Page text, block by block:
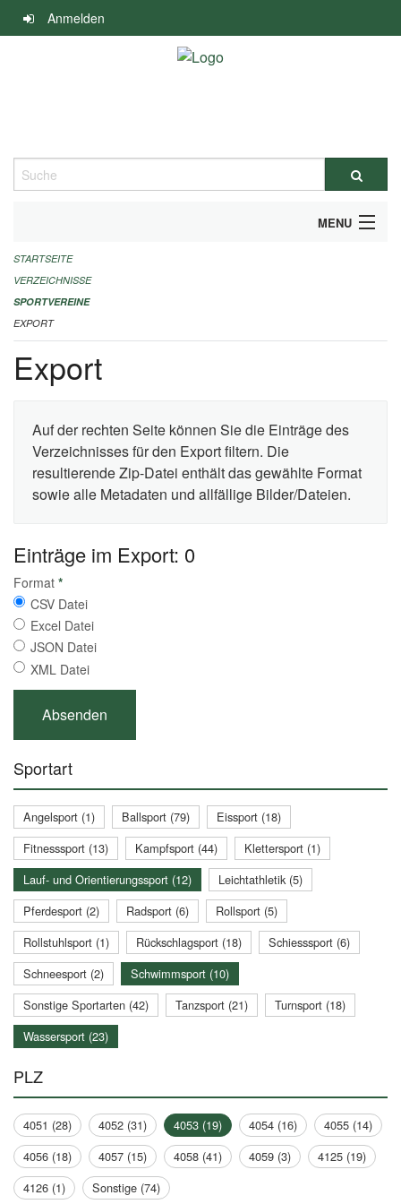
Navigation
überspringen
Anmelden
Suche
MENU
ALLGEMEINE INFORMATIONEN
FINANZIELLE UNTERSTÜTZUNG BENÖTIGT?
KONTAKT
STARTSEITE
VERZEICHNISSE
SPORTVEREINE
EXPORT
Export
Auf der rechten Seite können Sie die Einträge des
Verzeichnisses für den Export filtern. Die
resultierende Zip-Datei enthält das gewählte Format
sowie alle Metadaten und allfällige Bilder/Dateien.
Einträge im Export: 0
Format *
CSV Datei
Excel Datei
JSON Datei
XML Datei
Sportart
Angelsport (1) Ballsport (79)
Eissport (18)
Fitnesssport (13)
Kampfsport (44)
Klettersport (1)
Lauf- und Orientierungssport (12)
Leichtathletik (5)
Pferdesport (2)
Radsport (6)
Rollsport (5)
Rollstuhlsport (1)
Rückschlagsport (18)
Schiesssport (6)
Schneesport (2)
Schwimmsport (10)
Sonstige Sportarten (42)
Tanzsport (21)
Turnsport (18)
Wassersport (23)
PLZ
4051 (28) 4052 (31) 4053 (19) 4054 (16)
4055 (14)
4056 (18)
4057 (15) 4058 (41) 4059 (3)
4125 (19)
4126 (1)
Sonstige (74)